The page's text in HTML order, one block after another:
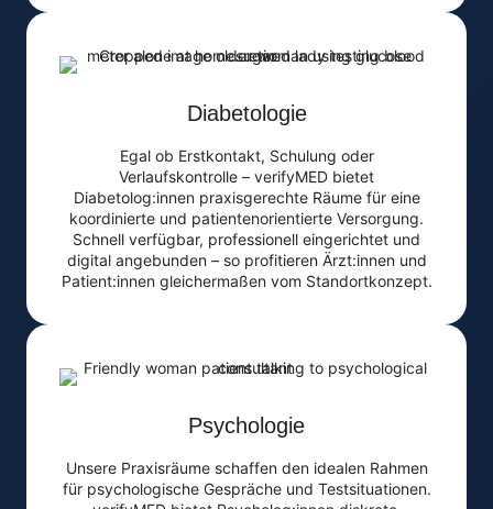
Diabetologie
Egal ob Erstkontakt, Schulung oder
Verlaufskontrolle – verifyMED bietet
Diabetolog:innen praxisgerechte Räume für eine
koordinierte und patientenorientierte Versorgung.
Schnell verfügbar, professionell eingerichtet und
digital angebunden – so profitieren Ärzt:innen und
Patient:innen gleichermaßen vom Standortkonzept.
Psychologie
Unsere Praxisräume schaffen den idealen Rahmen
für psychologische Gespräche und Testsituationen.